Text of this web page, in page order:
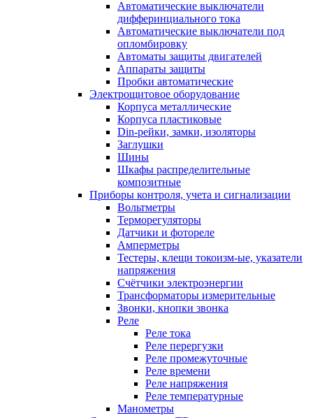
Автоматические выключатели
дифферинциального тока
Автоматические выключатели под
опломбировку
Автоматы защиты двигателей
Аппараты защиты
Пробки автоматические
Электрощитовое оборудование
Корпуса металлические
Корпуса пластиковые
Din-рейки, замки, изоляторы
Заглушки
Шины
Шкафы распределительные
композитные
Приборы контроля, учета и сигнализации
Вольтметры
Терморегуляторы
Датчики и фотореле
Амперметры
Тестеры, клещи токоизм-ые, указатели
напряжения
Счётчики электроэнергии
Трансформаторы измерительные
Звонки, кнопки звонка
Реле
Реле тока
Реле перергузки
Реле промежуточные
Реле времени
Реле напряжения
Реле температурные
Манометры